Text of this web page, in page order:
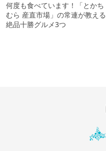
何度も食べています！「とかち
むら 産直市場」の常連が教える
絶品十勝グルメ3つ